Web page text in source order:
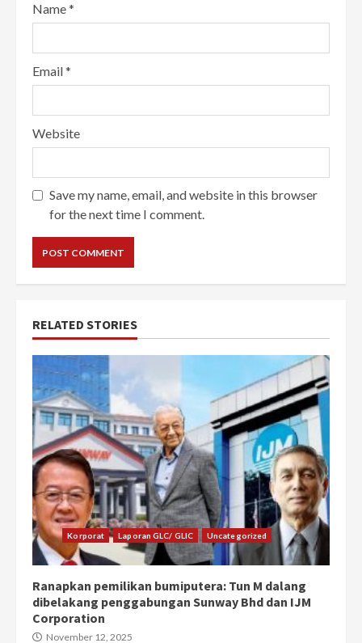
Name*
Email*
Website
Save my name, email, and website in this browser
for the next time I comment.
RELATED STORIES
Korporat Laporan GLC/ GLIC Uncategorized
Ranapkan pemilikan bumiputera: Tun M dalang
dibelakang penggabungan Sunway Bhd dan IJM
Corporation
November 12, 2025